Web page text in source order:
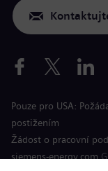
Pouze pro USA:
postižením
Žádost o pracovní
siemens-energy.com